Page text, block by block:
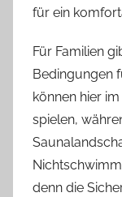
für ein
Für Familien
Bedingungen
können hier
spielen,
denn die